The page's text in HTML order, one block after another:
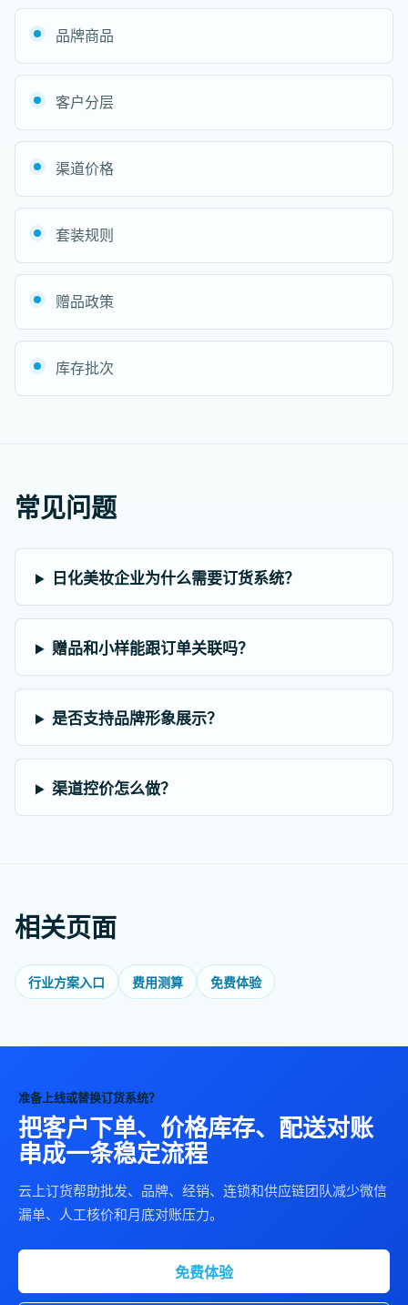
品牌商品
客户分层
渠道价格
套装规则
赠品政策
库存批次
常见问题
日化美妆企业为什么需要订货系统？
赠品和小样能跟订单关联吗？
是否支持品牌形象展示？
渠道控价怎么做？
相关页面
行业方案入口 费用测算 免费体验
准备上线或替换订货系统？
把客户下单、价格库存、配送对账
串成一条稳定流程
云上订货帮助批发、品牌、经销、连锁和供应链团队减少微信
漏单、人工核价和月底对账压力。
免费体验